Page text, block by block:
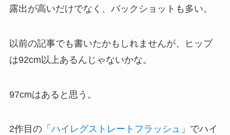
露出が高いだけでなく、バックショットも多い。
以前の記事でも書いたかもしれませんが、ヒップ
は92cm以上あるんじゃないかな。
97cmはあると思う。
2作目の「 ハイレグストレートフラッシュ 」でハイ